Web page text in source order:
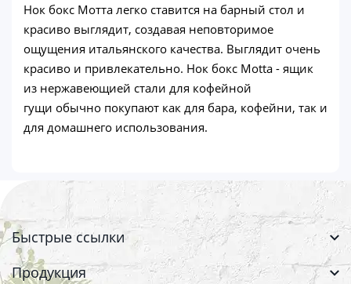
Нок бокс Мотта легко ставится на барный стол и
красиво выглядит, создавая неповторимое
ощущения итальянского качества. Выглядит очень
красиво и привлекательно. Нок бокс Motta - ящик
из нержавеющией стали для кофейной
гущи обычно покупают как для бара, кофейни, так и
для домашнего использования.
Быстрые ссылки
Продукция